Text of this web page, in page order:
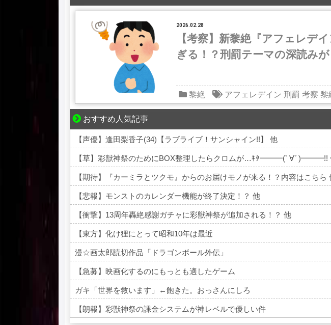
2026.02.28
【考察】新黎絶『アフェレデ
ぎる！？刑罰テーマの深読み
黎絶 アフェレデイン 刑罰 考察 黎
おすすめ人気記事
夫婦なのに、心が一番遠かった日々
【声優】逢田梨香子(34)【ラブライブ！サンシャイン!!】 他
【草】彩獣神祭のためにBOX整理したらクロムが…ｷﾀ━━━(ﾟ∀ﾟ)━━━!!
【期待】『カーミラとツクモ』からのお届けモノが来る！？内容はこちら
【悲報】モンストのカレンダー機能が終了決定！？ 他
【衝撃】13周年轟絶感謝ガチャに彩獣神祭が追加される！？ 他
【東方】化け狸にとって昭和10年は最近
漫☆画太郎読切作品「ドラゴンボール外伝」
【急募】映画化するのにもっとも適したゲーム
ガキ「世界を救います」←飽きた。おっさんにしろ
【朗報】彩獣神祭の課金システムが神レベルで優しい件